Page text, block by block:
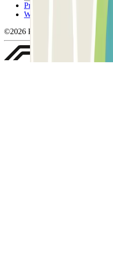
Privacybeleid
Whistleblowing
©2026 Parclick. All rights reserved